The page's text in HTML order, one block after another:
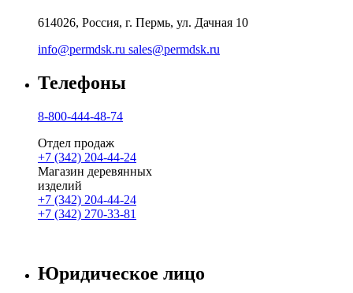
614026, Россия, г. Пермь, ул. Дачная 10
info@permdsk.ru sales@permdsk.ru
Телефоны
8-800-444-48-74
Отдел продаж
+7 (342) 204-44-24
Магазин деревянных
изделий
+7 (342) 204-44-24
+7 (342) 270-33-81
Юридическое лицо